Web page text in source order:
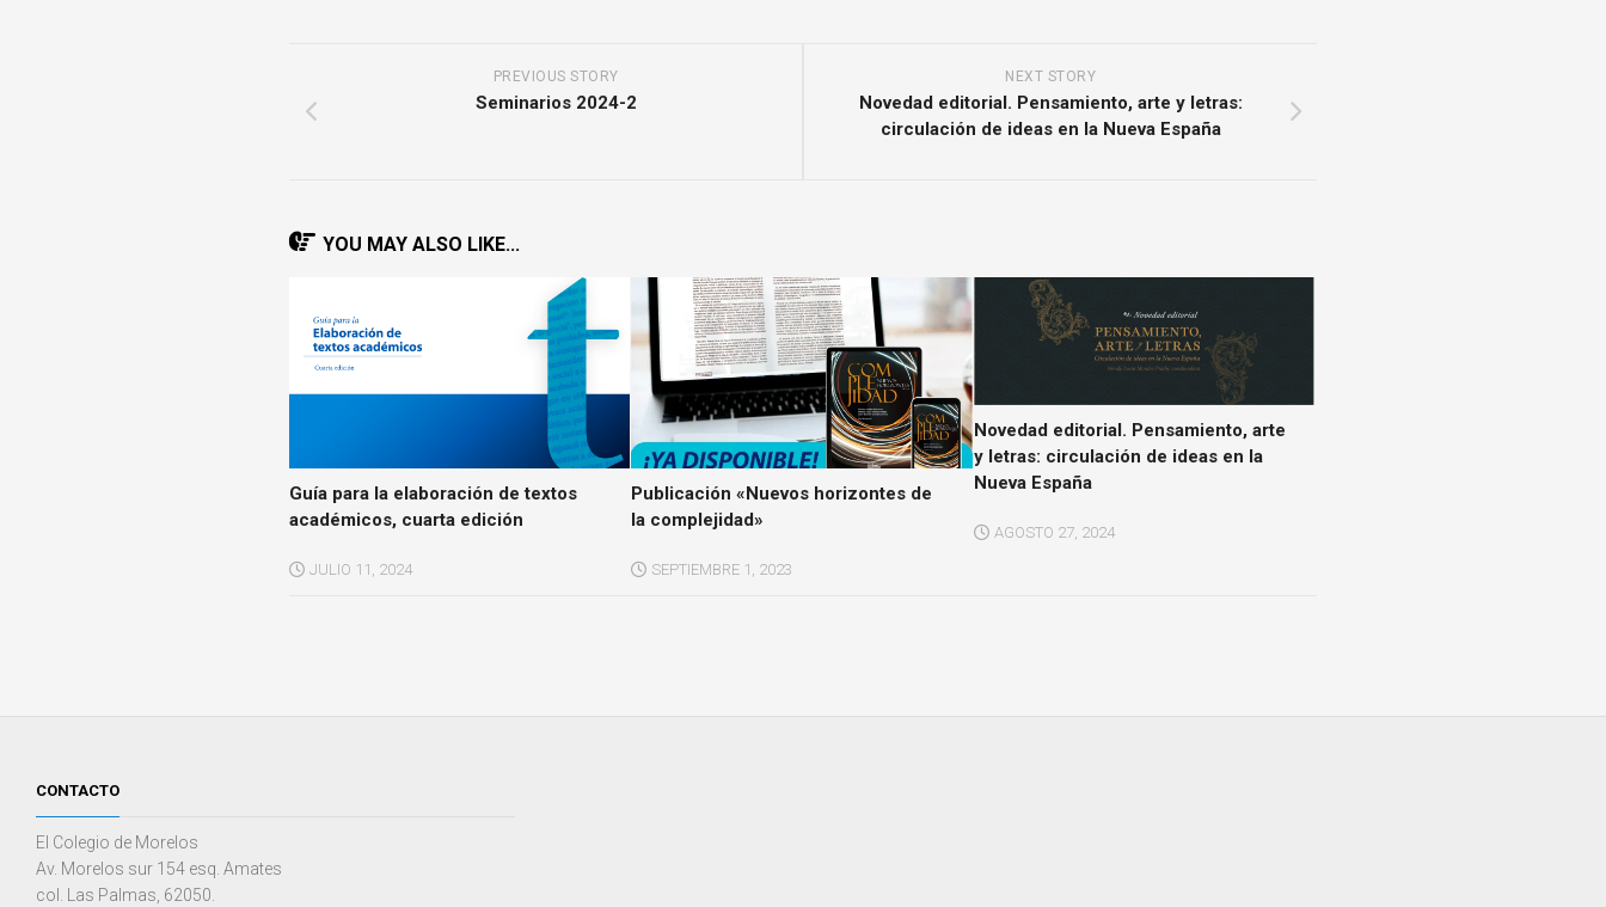
NEXT STORY
Novedad editorial. Pensamiento, arte y letras:
circulación de ideas en la Nueva España
PREVIOUS STORY
Seminarios 2024-2
YOU MAY ALSO LIKE...
Guía para la elaboración de textos
académicos, cuarta edición
JULIO 11, 2024
Publicación «Nuevos horizontes de
la complejidad»
SEPTIEMBRE 1, 2023
Novedad editorial. Pensamiento, arte
y letras: circulación de ideas en la
Nueva España
AGOSTO 27, 2024
CONTACTO
El Colegio de Morelos
Av. Morelos sur 154 esq. Amates
col. Las Palmas, 62050.